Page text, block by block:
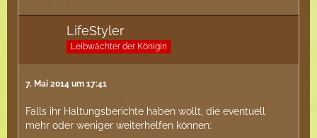
LifeStyler
Leibwächter der Königin
7. Mai 2014 um 17:41
Falls ihr Haltungsberichte haben wollt, die eventuell
mehr oder weniger weiterhelfen können: